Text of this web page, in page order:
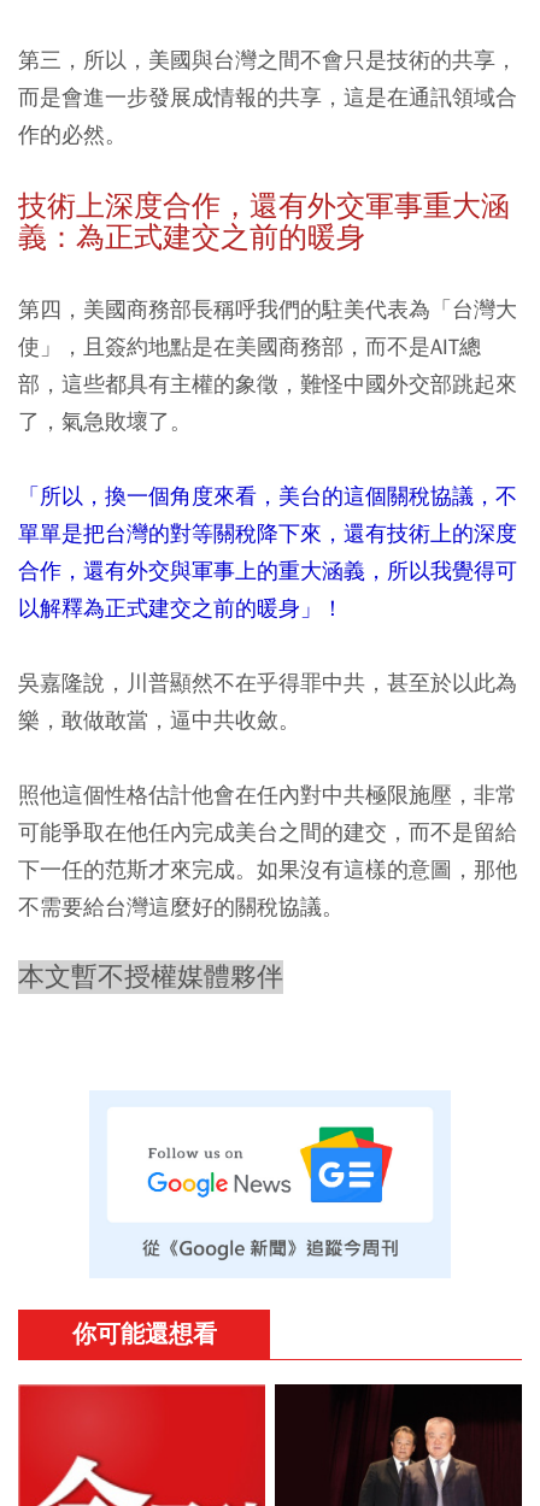
第三，所以，美國與台灣之間不會只是技術的共享，
而是會進一步發展成情報的共享，這是在通訊領域合
作的必然。
技術上深度合作，還有外交軍事重大涵
義：為正式建交之前的暖身
第四，美國商務部長稱呼我們的駐美代表為「台灣大
使」，且簽約地點是在美國商務部，而不是AIT總
部，這些都具有主權的象徵，難怪中國外交部跳起來
了，氣急敗壞了。
「所以，換一個角度來看，美台的這個關稅協議，不
單單是把台灣的對等關稅降下來，還有技術上的深度
合作，還有外交與軍事上的重大涵義，所以我覺得可
以解釋為正式建交之前的暖身」！
吳嘉隆說，川普顯然不在乎得罪中共，甚至於以此為
樂，敢做敢當，逼中共收斂。
照他這個性格估計他會在任內對中共極限施壓，非常
可能爭取在他任內完成美台之間的建交，而不是留給
下一任的范斯才來完成。如果沒有這樣的意圖，那他
不需要給台灣這麼好的關稅協議。
本文暫不授權媒體夥伴